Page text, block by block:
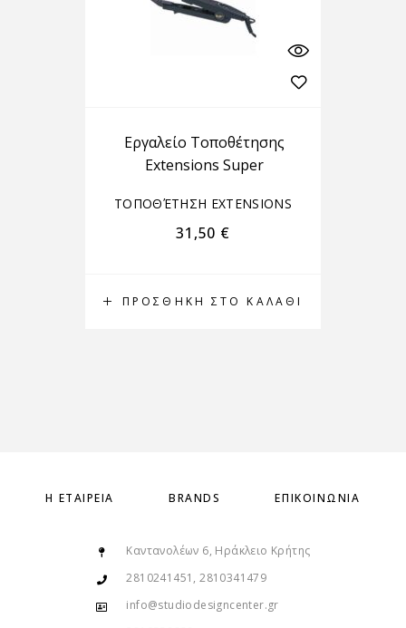
ΠΡΟΣΘΉΚΗ ΣΤΟ ΚΑΛΆΘΙ
Εργαλείο Τοποθέτησης
Extensions Super
ΤΟΠΟΘΈΤΗΣΗ EXTENSIONS
31,50 €
Η ΕΤΑΙΡΕΊΑ BRANDS ΕΠΙΚΟΙΝΩΝΊΑ
Καντανολέων 6, Ηράκλειο Κρήτης
2810241451, 2810341479
info@studiodesigncenter.gr